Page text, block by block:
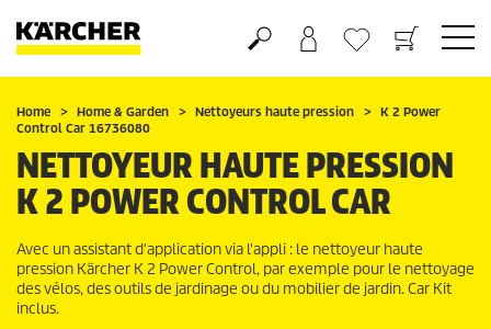
Panier
Mes Favoris
Home Home & Garden Nettoyeurs haute pression
K 2 Power
Control Car 16736080
NETTOYEUR HAUTE PRESSION
K 2 POWER CONTROL CAR
Avec un assistant d'application via l'appli : le nettoyeur haute
pression Kärcher K 2 Power Control, par exemple pour le nettoyage
des vélos, des outils de jardinage ou du mobilier de jardin. Car Kit
inclus.